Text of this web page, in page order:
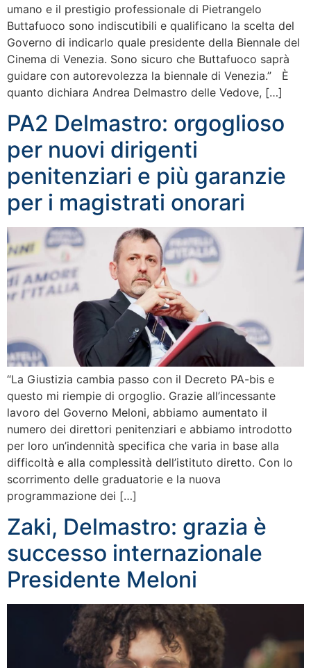
umano e il prestigio professionale di Pietrangelo
Buttafuoco sono indiscutibili e qualificano la scelta del
Governo di indicarlo quale presidente della Biennale del
Cinema di Venezia. Sono sicuro che Buttafuoco saprà
guidare con autorevolezza la biennale di Venezia.” È
quanto dichiara Andrea Delmastro delle Vedove, […]
PA2 Delmastro: orgoglioso
per nuovi dirigenti
penitenziari e più garanzie
per i magistrati onorari
“La Giustizia cambia passo con il Decreto PA-bis e
questo mi riempie di orgoglio. Grazie all’incessante
lavoro del Governo Meloni, abbiamo aumentato il
numero dei direttori penitenziari e abbiamo introdotto
per loro un’indennità specifica che varia in base alla
difficoltà e alla complessità dell’istituto diretto. Con lo
scorrimento delle graduatorie e la nuova
programmazione dei […]
Zaki, Delmastro: grazia è
successo internazionale
Presidente Meloni